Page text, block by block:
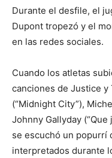
Durante el desfile, el
Dupont tropezó y el
en las redes sociales.
Cuando los atletas
canciones de Justice y
(“Midnight City”),
Johnny Gallyday
se escuchó un popurrí
interpretados durante